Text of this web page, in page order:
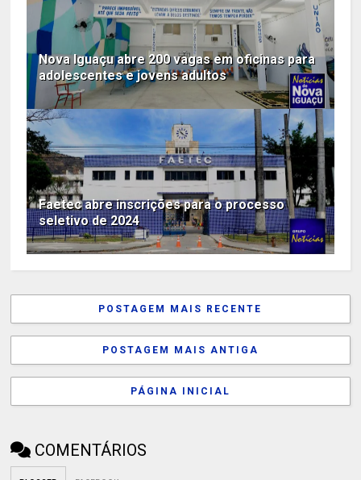
Nova Iguaçu abre 200 vagas em oficinas para
adolescentes e jovens adultos
Faetec abre inscrições para o processo
seletivo de 2024
POSTAGEM MAIS RECENTE
POSTAGEM MAIS ANTIGA
PÁGINA INICIAL
COMENTÁRIOS